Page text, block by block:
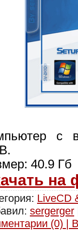
с
40.9 Гб
на
LiveCD
sergerger
(0) |